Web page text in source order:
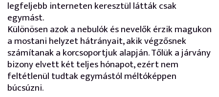
legfeljebb interneten keresztül látták csak
egymást.
Különösen azok a nebulók és nevelők érzik magukon
a mostani helyzet hátrányait, akik végzősnek
számítanak a korcsoportjuk alapján. Tőlük a járvány
bizony elvett két teljes hónapot, ezért nem
feltétlenül tudtak egymástól méltóképpen
búcsúzni.